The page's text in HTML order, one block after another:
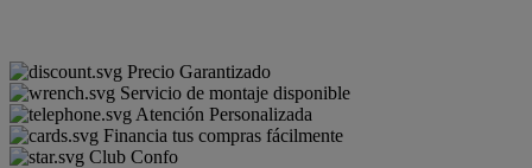
Precio Garantizado
Servicio de montaje disponible
Atención Personalizada
Financia tus compras fácilmente
Club Confo